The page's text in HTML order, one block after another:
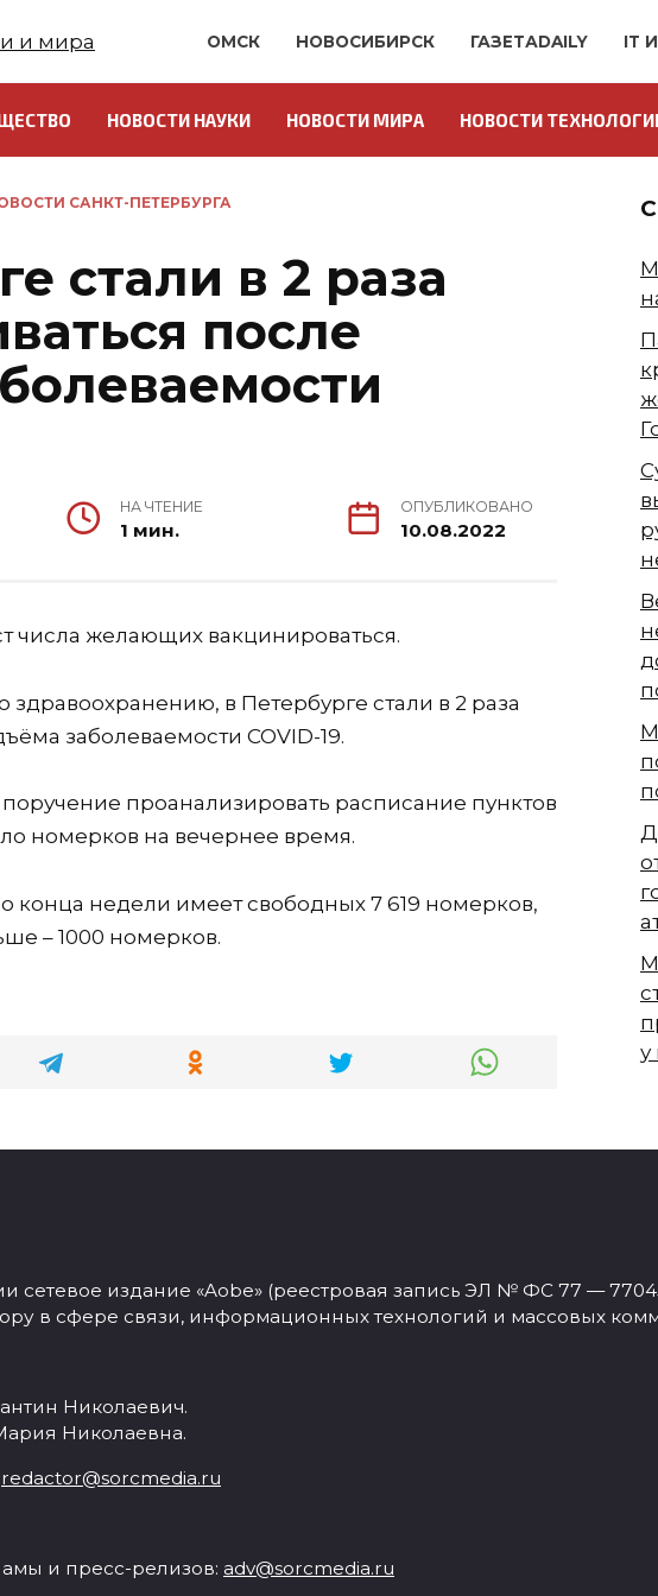
ОМСК НОВОСИБИРСК ГАЗЕТАDAILY IT
НОВОСТИ НАУКИ НОВОСТИ МИРА НОВОСТИ
САНКТ-ПЕТЕРБУРГА
стали в 2 раза
после
НА ЧТЕНИЕ
1 мин.
ОПУБЛИКОВАНО
10.08.2022
числа желающих вакцинироваться.
здравоохранению, в Петербурге стали в 2 раза
заболеваемости COVID-19.
проанализировать расписание пунктов
номерков на вечернее время.
конца недели имеет свободных 7 619 номерков,
– 1000 номерков.
у
издание «Aobe» (реестровая запись ЭЛ № ФС 77 — 77045
в сфере связи, информационных технологий и массовых
Николаевич.
Николаевна.
redactor@sorcmedia.ru
и пресс-релизов: adv@sorcmedia.ru